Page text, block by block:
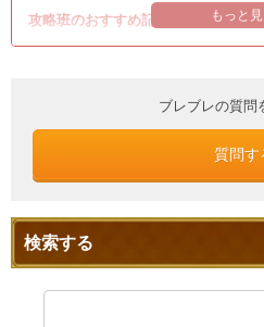
攻略班のおすすめ記事はこちら！
もっと
ブレブレの質問
質問す
検索する